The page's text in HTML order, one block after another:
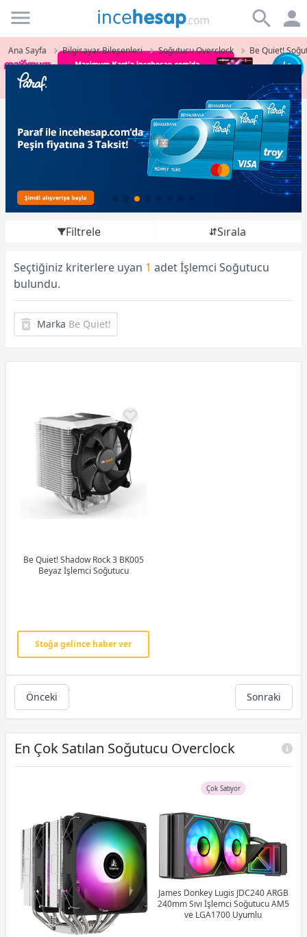
Incehesap
Ana Sayfa Bilgisayar Bileşenleri Soğutucu Overclock Be Quiet!
Filtrele Sırala
Seçtiğiniz kriterlere uyan 1 adet İşlemci Soğutucu
bulundu.
Marka Be Quiet!
Be Quiet! Shadow Rock 3 BK005
Beyaz İşlemci Soğutucu
Stoğa gelince haber ver
Önceki Sonraki
En Çok Satılan Soğutucu Overclock
Çok Satıyor
James Donkey Lugis JDC240 ARGB
240mm Sıvı İşlemci Soğutucu AM5
ve LGA1700 Uyumlu